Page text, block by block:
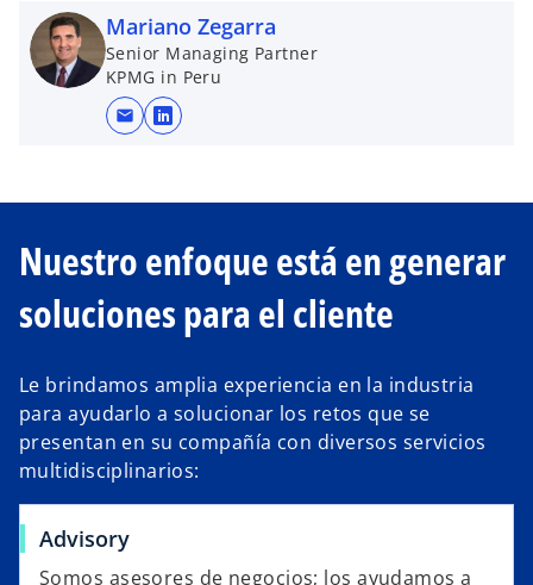
Mariano Zegarra
Senior Managing Partner
KPMG in Peru
mail
s
e
n
n
a
p
e
s
Nuestro enfoque está en generar
soluciones para el cliente
Le brindamos amplia experiencia en la industria
para ayudarlo a solucionar los retos que se
presentan en su compañía con diversos servicios
multidisciplinarios:
Advisory
Somos asesores de negocios; los ayudamos a